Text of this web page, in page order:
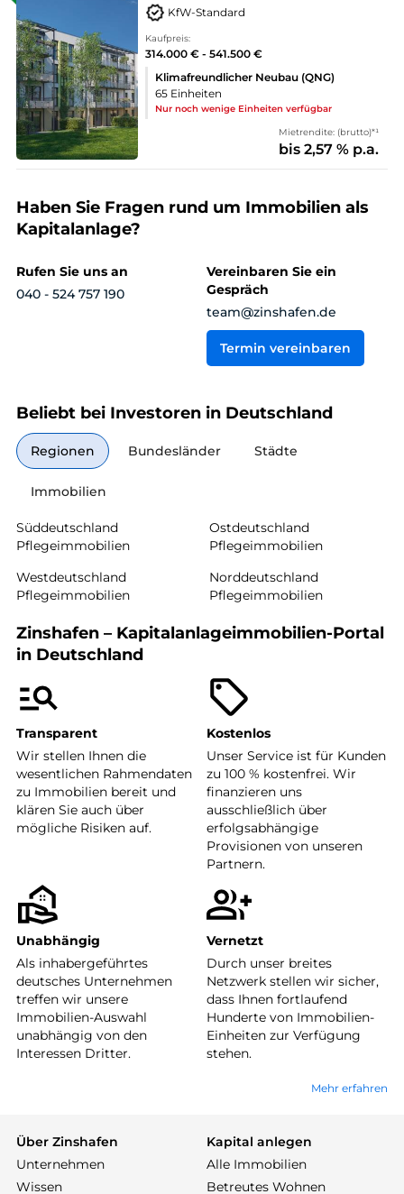
KfW-Standard
Kaufpreis:
314.000 € - 541.500 €
Klimafreundlicher Neubau (QNG)
65 Einheiten
Nur noch wenige Einheiten verfügbar
Mietrendite: (brutto)*¹
bis 2,57 % p.a.
Haben Sie Fragen rund um Immobilien als
Kapitalanlage?
Rufen Sie uns an
040 - 524 757 190
Vereinbaren Sie ein
Gespräch
team@zinshafen.de
Termin vereinbaren
Beliebt bei Investoren in Deutschland
Regionen Bundesländer Städte
Immobilien
Süddeutschland
Pflegeimmobilien
Ostdeutschland
Pflegeimmobilien
Westdeutschland
Pflegeimmobilien
Norddeutschland
Pflegeimmobilien
Zinshafen – Kapitalanlageimmobilien-Portal
in Deutschland
Transparent
Wir stellen Ihnen die
wesentlichen Rahmendaten
zu Immobilien bereit und
klären Sie auch über
mögliche Risiken auf.
Kostenlos
Unser Service ist für Kunden
zu 100 % kostenfrei. Wir
finanzieren uns
ausschließlich über
erfolgsabhängige
Provisionen von unseren
Partnern.
Unabhängig
Als inhabergeführtes
deutsches Unternehmen
treffen wir unsere
Immobilien-Auswahl
unabhängig von den
Interessen Dritter.
Vernetzt
Durch unser breites
Netzwerk stellen wir sicher,
dass Ihnen fortlaufend
Hunderte von Immobilien-
Einheiten zur Verfügung
stehen.
Mehr erfahren
Über Zinshafen
Unternehmen
Wissen
Kapital anlegen
Alle Immobilien
Betreutes Wohnen